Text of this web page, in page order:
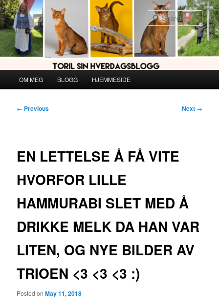
Skip
to
primary
content
OM MEG BLOGG HJEMMESIDE
Post
← Previous Next →
EN LETTELSE Å FÅ VITE
HVORFOR LILLE
HAMMURABI SLET MED Å
DRIKKE MELK DA HAN VAR
LITEN, OG NYE BILDER AV
TRIOEN <3 <3 <3 :)
Posted onMay 11, 2018